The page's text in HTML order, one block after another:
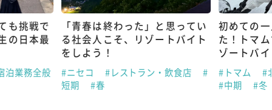
も挑戦で
の日本最
泊業務全般
「青春は終わった」と思ってい
る社会人こそ、リゾートバイト
をしよう！
#ニセコ #レストラン・飲食店
#
短期
#春
初めての
た！トマ
ゾートバ
#トマム
#
#中期
#冬